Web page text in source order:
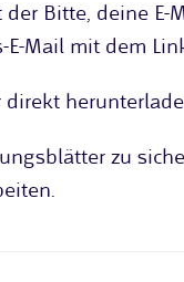
Bitte, deine E-
Mail mit dem
direkt
zu